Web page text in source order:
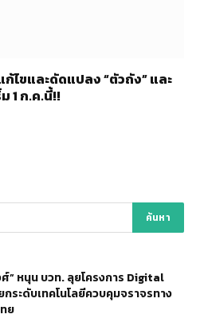
ไขและดัดแปลง “ตัวถัง” และ
1 ก.ค.นี้!!
” หนุน บวท. ลุยโครงการ Digital
กระดับเทคโนโลยีควบคุมจราจรทาง
ย